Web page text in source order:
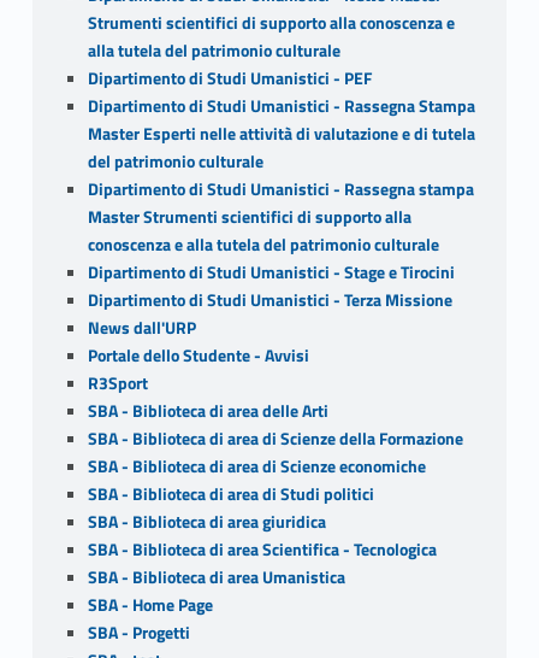
Strumenti scientifici di supporto alla conoscenza e
alla tutela del patrimonio culturale
Dipartimento di Studi Umanistici - PEF
Dipartimento di Studi Umanistici - Rassegna Stampa
Master Esperti nelle attività di valutazione e di tutela
del patrimonio culturale
Dipartimento di Studi Umanistici - Rassegna stampa
Master Strumenti scientifici di supporto alla
conoscenza e alla tutela del patrimonio culturale
Dipartimento di Studi Umanistici - Stage e Tirocini
Dipartimento di Studi Umanistici - Terza Missione
News dall'URP
Portale dello Studente - Avvisi
R3Sport
SBA - Biblioteca di area delle Arti
SBA - Biblioteca di area di Scienze della Formazione
SBA - Biblioteca di area di Scienze economiche
SBA - Biblioteca di area di Studi politici
SBA - Biblioteca di area giuridica
SBA - Biblioteca di area Scientifica - Tecnologica
SBA - Biblioteca di area Umanistica
SBA - Home Page
SBA - Progetti